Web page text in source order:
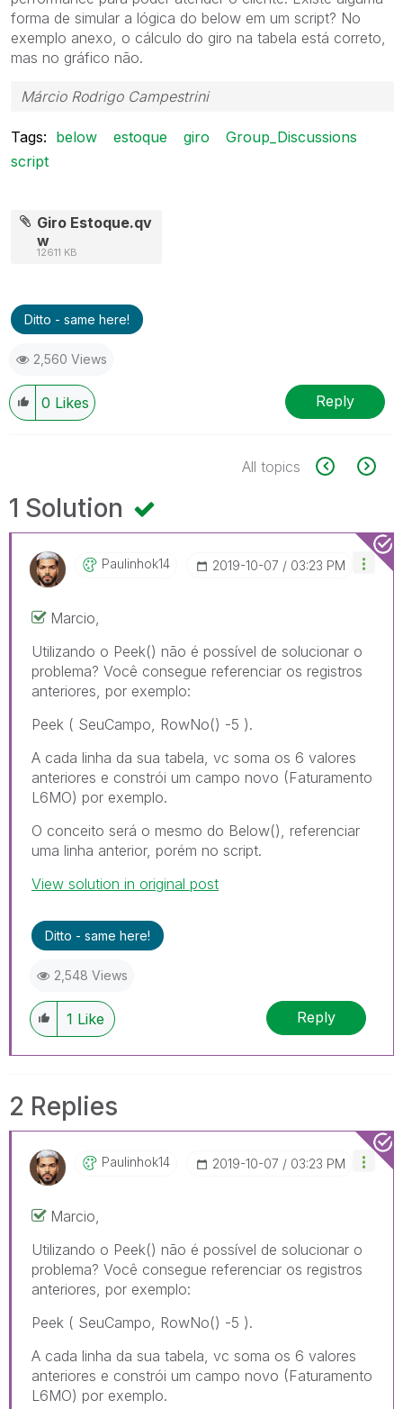
forma de simular a lógica do below em um script? No
exemplo anexo, o cálculo do giro na tabela está correto,
mas no gráfico não.
Márcio Rodrigo Campestrini
Tags: below estoque giro
Group_Discussions
script
Giro Estoque.qv
w
12611 KB
Ditto - same here!
2,560 Views
0 Likes Reply
All topics
1 Solution
Paulinhok14 ‎2019-10-07 03:23 PM
Marcio,
Utilizando o Peek() não é possível de solucionar o
problema? Você consegue referenciar os registros
anteriores, por exemplo:
Peek ( SeuCampo, RowNo() -5 ).
A cada linha da sua tabela, vc soma os 6 valores
anteriores e constrói um campo novo (Faturamento
L6MO) por exemplo.
O conceito será o mesmo do Below(), referenciar
uma linha anterior, porém no script.
View solution in original post
Ditto - same here!
2,548 Views
1 Like Reply
2 Replies
Paulinhok14 ‎2019-10-07 03:23 PM
Marcio,
Utilizando o Peek() não é possível de solucionar o
problema? Você consegue referenciar os registros
anteriores, por exemplo:
Peek ( SeuCampo, RowNo() -5 ).
A cada linha da sua tabela, vc soma os 6 valores
anteriores e constrói um campo novo (Faturamento
L6MO) por exemplo.